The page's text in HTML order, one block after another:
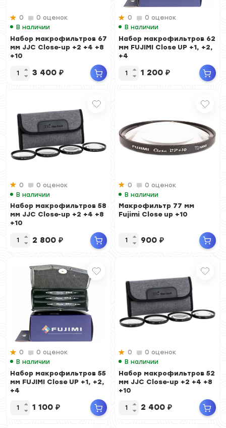
0
0 оценок
В наличии
Набор макрофильтров 67
мм JJC Close-up +2 +4 +8
+10
3 400 ₽
0
0 оценок
В наличии
Набор макрофильтров 62
мм FUJIMI Close UP +1, +2,
+4
1 200 ₽
0
0 оценок
В наличии
Набор макрофильтров 58
мм JJC Close-up +2 +4 +8
+10
2 800 ₽
0
0 оценок
В наличии
Макрофильтр 77 мм
Fujimi Close up +10
900 ₽
0
0 оценок
В наличии
Набор макрофильтров 55
мм FUJIMI Close UP +1, +2,
+4
1 100 ₽
0
0 оценок
В наличии
Набор макрофильтров 52
мм JJC Close-up +2 +4 +8
+10
2 400 ₽